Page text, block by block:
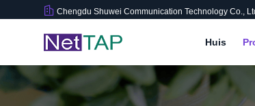
Chengdu Shuwei Communication Technology Co.,
Huis